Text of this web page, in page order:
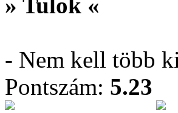
- Nem kell több
Pontszám: 5.23